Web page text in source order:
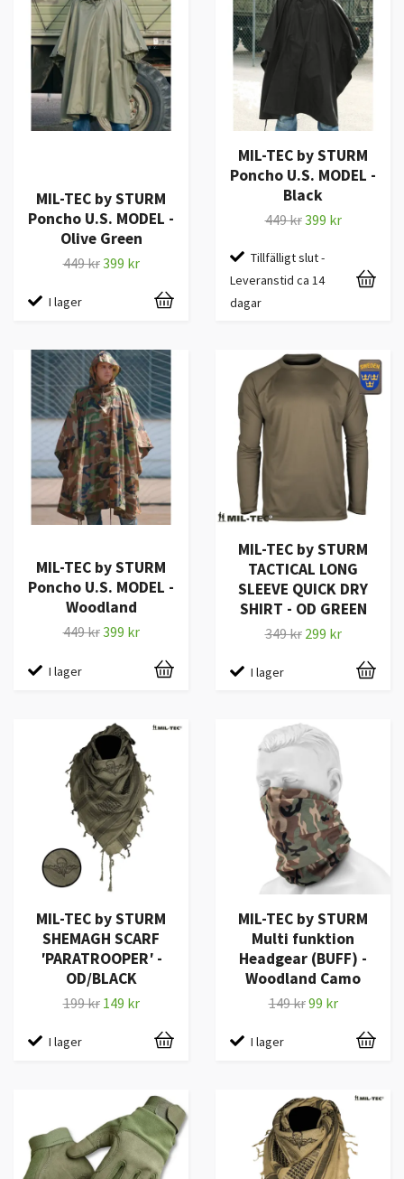
MIL-TEC by STURM
Poncho U.S. MODEL -
Olive Green
449 kr399 kr
I lager
MIL-TEC by STURM
Poncho U.S. MODEL -
Black
449 kr399 kr
Tillfälligt slut -
Leveranstid ca 14
dagar
MIL-TEC by STURM
Poncho U.S. MODEL -
Woodland
449 kr399 kr
I lager
MIL-TEC by STURM
TACTICAL LONG
SLEEVE QUICK DRY
SHIRT - OD GREEN
349 kr 299 kr
I lager
MIL-TEC by STURM
SHEMAGH SCARF
′PARATROOPER′ -
OD/BLACK
199 kr 149 kr
I lager
MIL-TEC by STURM
Multi funktion
Headgear (BUFF) -
Woodland Camo
149 kr99 kr
I lager